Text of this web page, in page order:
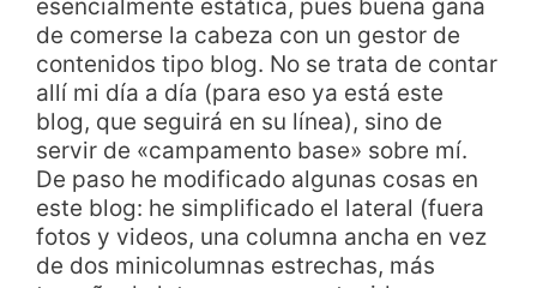
esencialmente estática, pues buena gana
de comerse la cabeza con un gestor de
contenidos tipo blog. No se trata de contar
allí mi día a día (para eso ya está este
blog, que seguirá en su línea), sino de
servir de «campamento base» sobre mí.
De paso he modificado algunas cosas en
este blog: he simplificado el lateral (fuera
fotos y videos, una columna ancha en vez
de dos minicolumnas estrechas, más